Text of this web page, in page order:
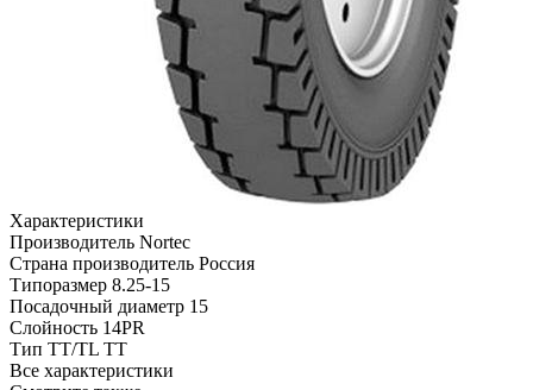
Характеристики
Производитель Nortec
Страна производитель Россия
Типоразмер 8.25-15
Посадочный диаметр 15
Слойность 14PR
Тип TT/TL TT
Все характеристики